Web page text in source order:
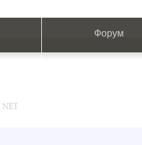
Форум